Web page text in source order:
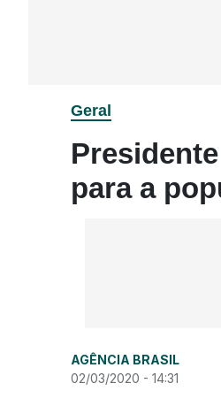
Geral
para a
AGÊNCIA BRASIL
02/03/2020 - 14:31